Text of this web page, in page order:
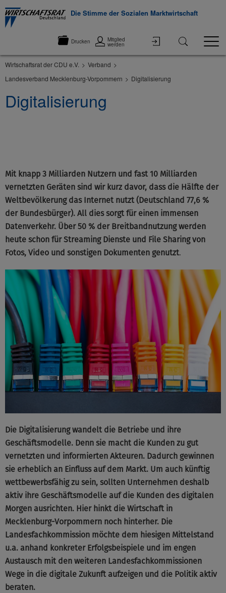
Die Stimme der Sozialen Marktwirtschaft
Drucken Mitglied
werden
Wirtschaftsrat der CDU e.V.
Verband
Landesverband Mecklenburg-Vorpommern
Digitalisierung
Digitalisierung
Mit knapp 3 Milliarden Nutzern und fast 10 Milliarden
vernetzten Geräten sind wir kurz davor, dass die Hälfte der
Weltbevölkerung das Internet nutzt (Deutschland 77,6 %
der Bundesbürger). All dies sorgt für einen immensen
Datenverkehr. Über 50 % der Breitbandnutzung werden
heute schon für Streaming Dienste und File Sharing von
Fotos, Video und sonstigen Dokumenten genutzt.
Die Digitalisierung wandelt die Betriebe und ihre
Geschäftsmodelle. Denn sie macht die Kunden zu gut
vernetzten und informierten Akteuren. Dadurch gewinnen
sie erheblich an Einfluss auf dem Markt. Um auch künftig
wettbewerbsfähig zu sein, sollten Unternehmen deshalb
aktiv ihre Geschäftsmodelle auf die Kunden des digitalen
Morgen ausrichten. Hier hinkt die Wirtschaft in
Mecklenburg-Vorpommern noch hinterher. Die
Landesfachkommission möchte dem hiesigen Mittelstand
u.a. anhand konkreter Erfolgsbeispiele und im engen
Austausch mit den weiteren Landesfachkommissionen
Wege in die digitale Zukunft aufzeigen und die Politik aktiv
beraten.